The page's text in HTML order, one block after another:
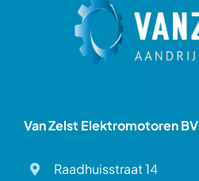
Van Zelst Elektromotoren BV
Raadhuisstraat 14